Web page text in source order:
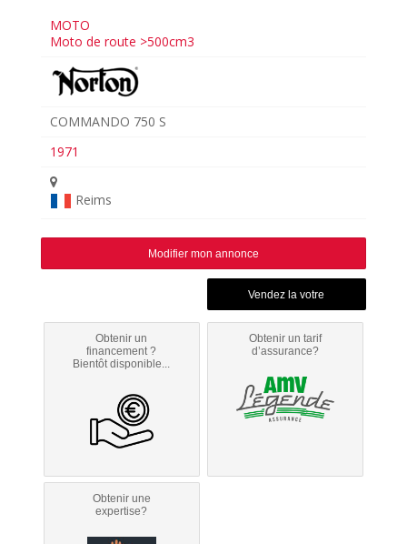
MOTO
Moto de route >500cm3
COMMANDO 750 S
1971
Reims
Modifier mon annonce
Obtenir un
financement ?
Bientôt disponible...
Obtenir un tarif
d’assurance?
Obtenir une
expertise?